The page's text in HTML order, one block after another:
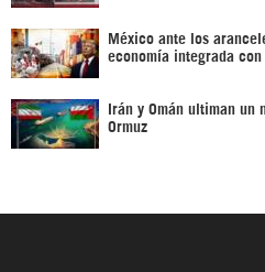
México ante los
economía integrada con
Irán y Omán ultiman un
Ormuz